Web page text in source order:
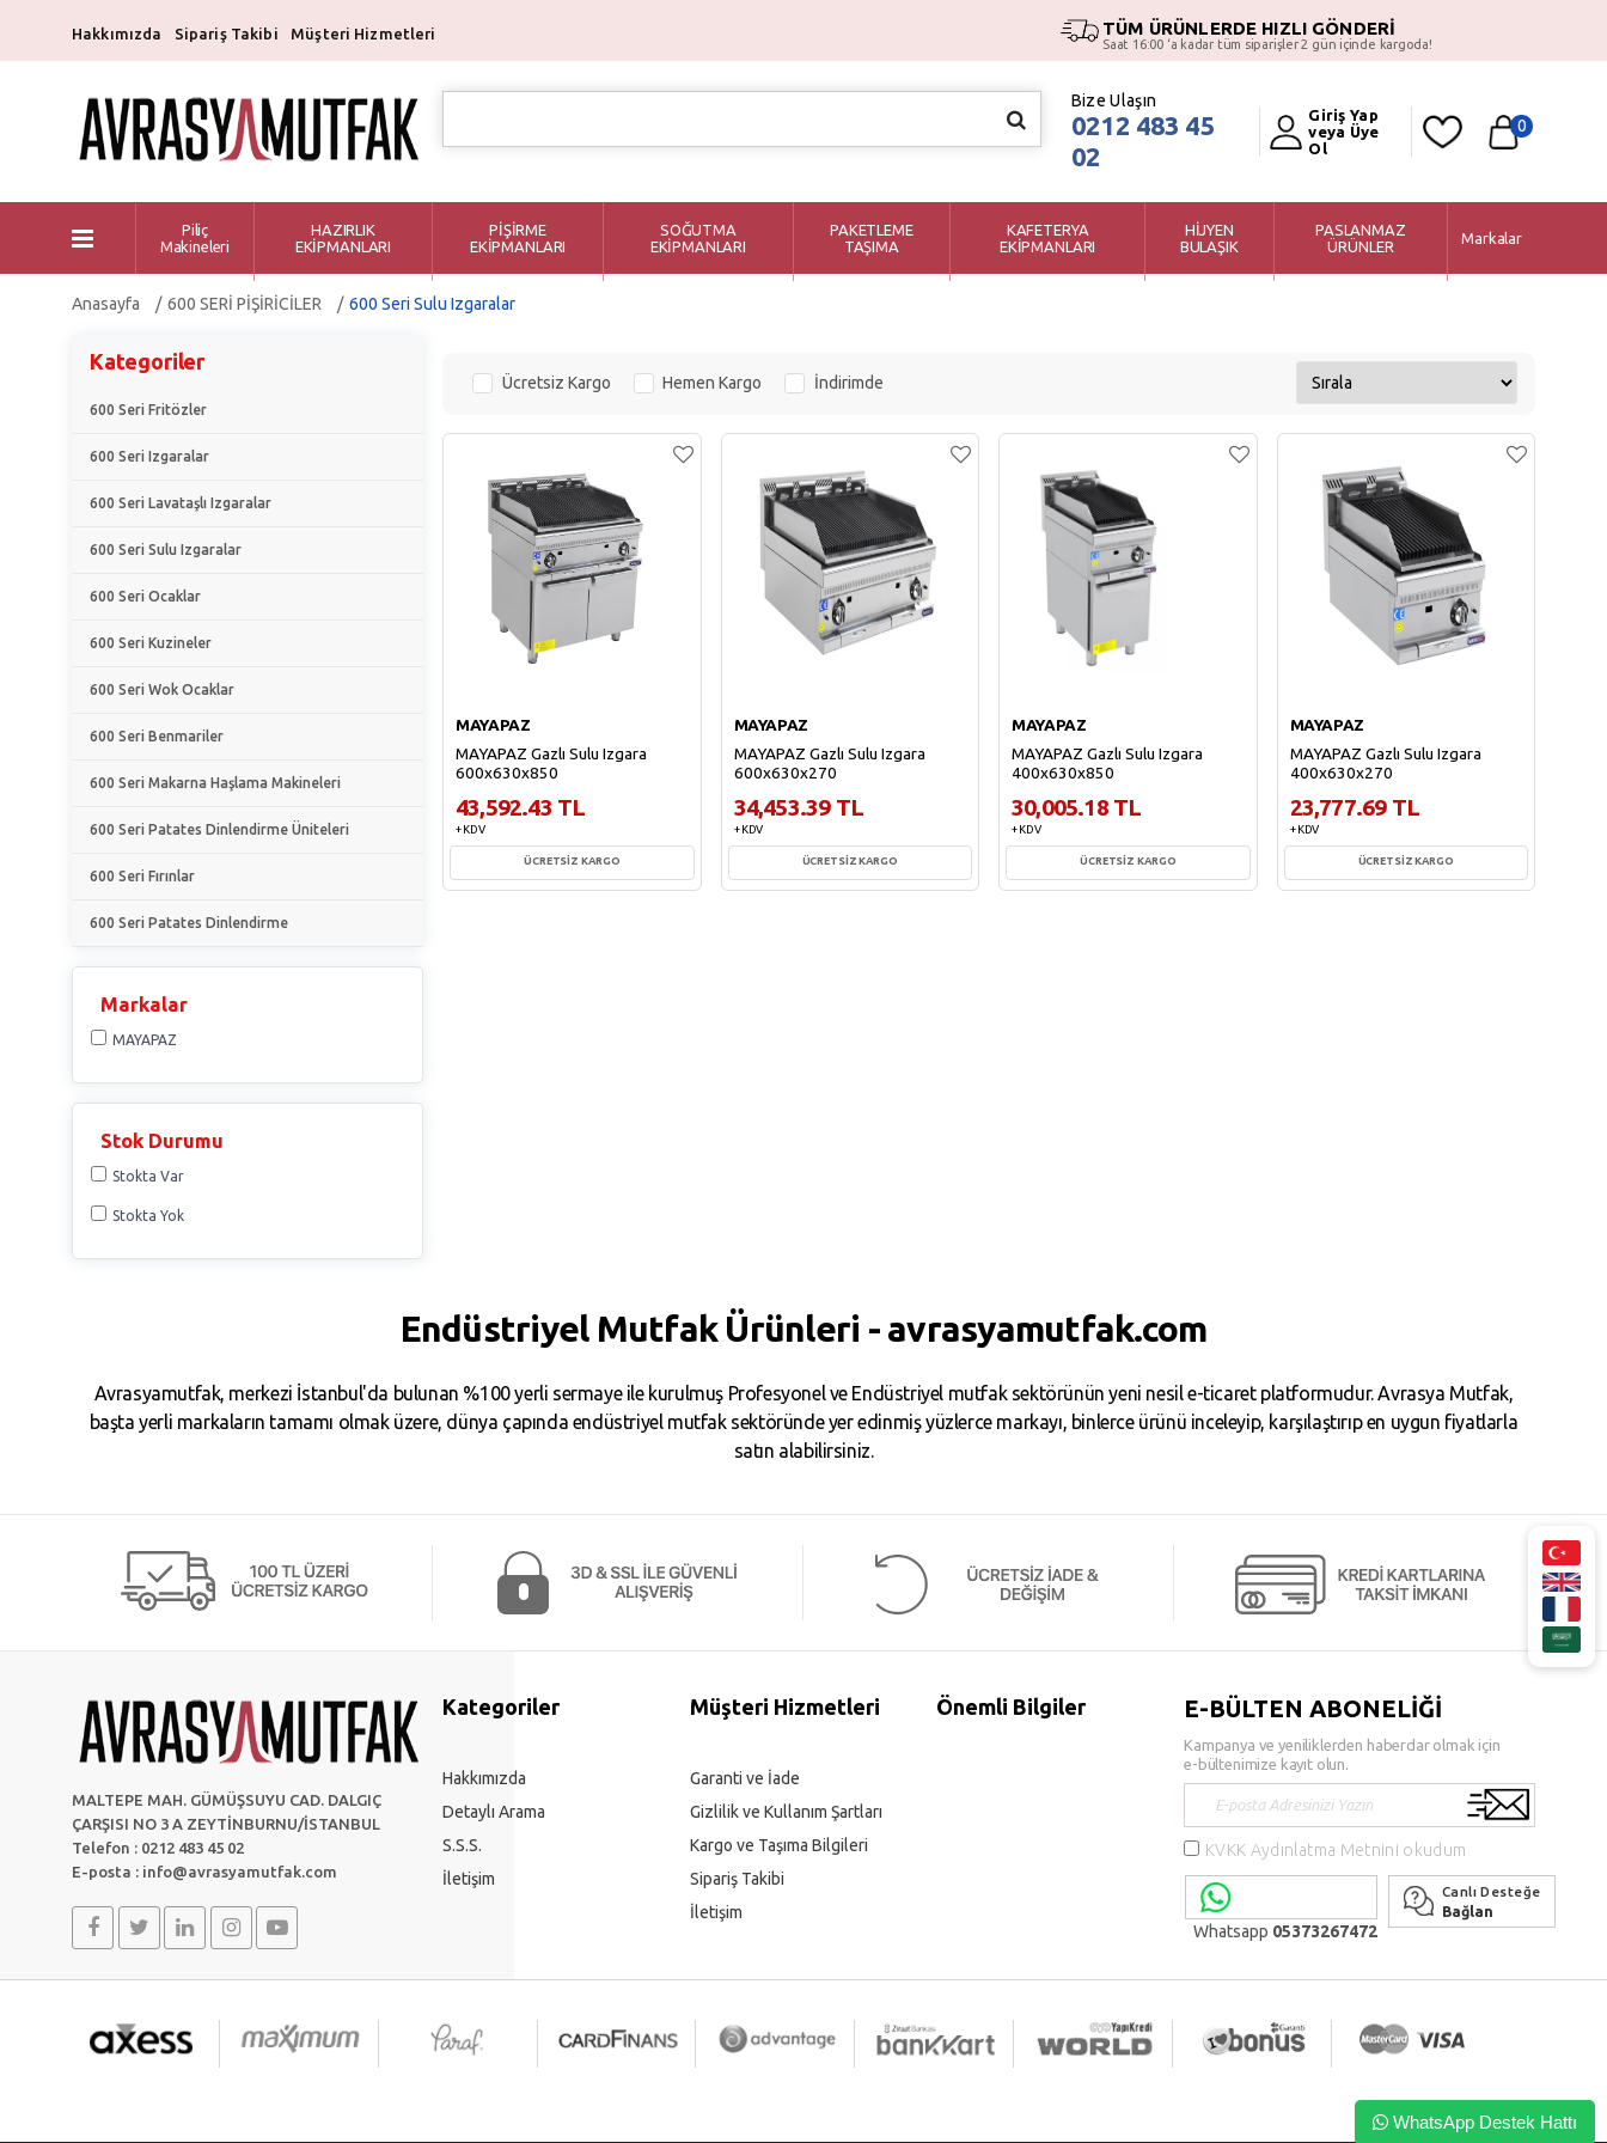
Hakkımızda Sipariş Takibi Müşteri Hizmetleri TÜM ÜRÜNLERDE HIZLI GÖNDERİ
Saat 16:00 ‘a kadar tüm siparişler 2 gün içinde kargoda!
Bize Ulaşın
0212 483 45
02
Giriş Yap
veya Üye
Ol
0
Piliç
Makineleri
HAZIRLIK
EKİPMANLARI
PİŞİRME
EKİPMANLARI
SOĞUTMA
EKİPMANLARI
PAKETLEME
TAŞIMA
KAFETERYA
EKİPMANLARI
HİJYEN
BULAŞIK
PASLANMAZ
ÜRÜNLER
Markalar
Anasayfa 600 SERİ PİŞİRİCİLER 600 Seri Sulu Izgaralar
Kategoriler
600 Seri Fritözler
600 Seri Izgaralar
600 Seri Lavataşlı Izgaralar
600 Seri Sulu Izgaralar
600 Seri Ocaklar
600 Seri Kuzineler
600 Seri Wok Ocaklar
600 Seri Benmariler
600 Seri Makarna Haşlama Makineleri
600 Seri Patates Dinlendirme Üniteleri
600 Seri Fırınlar
600 Seri Patates Dinlendirme
Markalar
MAYAPAZ
Stok Durumu
Stokta Var
Stokta Yok
Ücretsiz Kargo Hemen Kargo İndirimde
MAYAPAZ
MAYAPAZ Gazlı Sulu Izgara
600x630x850
43,592.43 TL
+ KDV
ÜCRETSİZ KARGO
MAYAPAZ
MAYAPAZ Gazlı Sulu Izgara
600x630x270
34,453.39 TL
+ KDV
ÜCRETSİZ KARGO
MAYAPAZ
MAYAPAZ Gazlı Sulu Izgara
400x630x850
30,005.18 TL
+ KDV
ÜCRETSİZ KARGO
MAYAPAZ
MAYAPAZ Gazlı Sulu Izgara
400x630x270
23,777.69 TL
+ KDV
ÜCRETSİZ KARGO
Endüstriyel Mutfak Ürünleri - avrasyamutfak.com
Avrasyamutfak, merkezi İstanbul'da bulunan %100 yerli sermaye ile kurulmuş Profesyonel ve Endüstriyel mutfak sektörünün yeni nesil e-ticaret platformudur. Avrasya Mutfak,
başta yerli markaların tamamı olmak üzere, dünya çapında endüstriyel mutfak sektöründe yer edinmiş yüzlerce markayı, binlerce ürünü inceleyip, karşılaştırıp en uygun fiyatlarla
satın alabilirsiniz.
MALTEPE MAH. GÜMÜŞSUYU CAD. DALGIÇ
ÇARŞISI NO 3 A ZEYTİNBURNU/İSTANBUL
Telefon : 0212 483 45 02
E-posta : info@avrasyamutfak.com
Kategoriler
Hakkımızda
Detaylı Arama
S.S.S.
İletişim
Müşteri Hizmetleri
Garanti ve İade
Gizlilik ve Kullanım Şartları
Kargo ve Taşıma Bilgileri
Sipariş Takibi
İletişim
Önemli Bilgiler E-BÜLTEN ABONELİĞİ
Kampanya ve yeniliklerden haberdar olmak için
e-bültenimize kayıt olun.
KVKK Aydınlatma Metnini okudum
Whatsapp 05373267472
Canlı Desteğe
Bağlan
WhatsApp Destek Hattı